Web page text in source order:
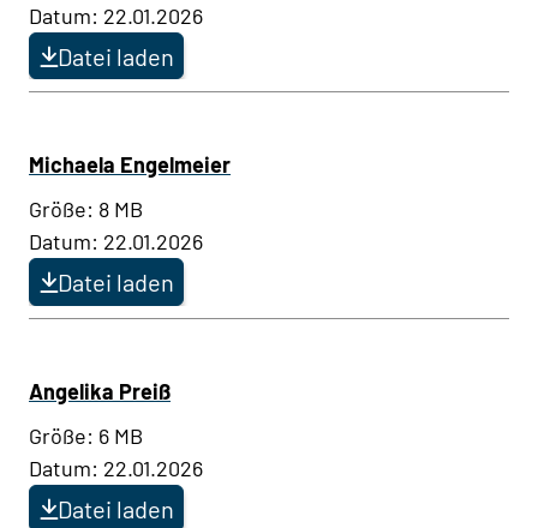
Datum: 22.01.2026
Datei laden
Michaela Engelmeier
Größe: 8 MB
Datum: 22.01.2026
Datei laden
Angelika Preiß
Größe: 6 MB
Datum: 22.01.2026
Datei laden